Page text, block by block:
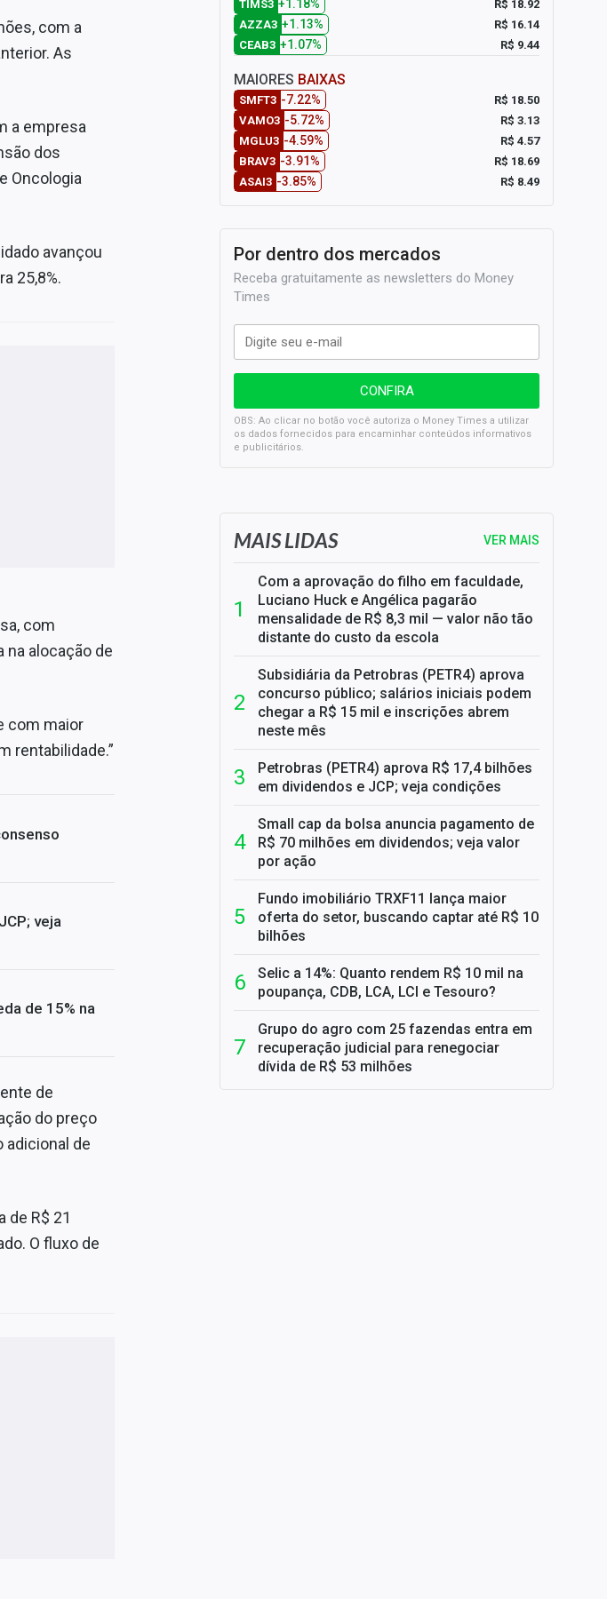
com a
As
a empresa
dos
Oncologia
avançou
25,8%.
com
alocação de
com maior
rentabilidade.”
veja
de 15% na
de
do preço
adicional de
de R$ 21
O fluxo de
TIMS3 +1.18%
R$ 18.92
AZZA3 +1.13%
R$ 16.14
CEAB3 +1.07% R$ 9.44
MAIORES BAIXAS
SMFT3 -7.22%
R$ 18.50
VAMO3 -5.72%
R$ 3.13
MGLU3 -4.59%
R$ 4.57
BRAV3 -3.91%
R$ 18.69
ASAI3 -3.85% R$ 8.49
Por dentro dos mercados
Receba gratuitamente as newsletters do Money
Times
OBS: Ao clicar no botão você autoriza o Money Times a utilizar
os dados fornecidos para encaminhar conteúdos informativos
e publicitários.
SELIC em 14%: A repercussão da decisão sobre os JUROS
MAIS LIDAS VER MAIS
Com a aprovação do filho em faculdade,
Luciano Huck e Angélica pagarão
mensalidade de R$ 8,3 mil — valor não tão
distante do custo da escola
Subsidiária da Petrobras (PETR4) aprova
concurso público; salários iniciais podem
chegar a R$ 15 mil e inscrições abrem
neste mês
Petrobras (PETR4) aprova R$ 17,4 bilhões
em dividendos e JCP; veja condições
Small cap da bolsa anuncia pagamento de
R$ 70 milhões em dividendos; veja valor
por ação
Fundo imobiliário TRXF11 lança maior
oferta do setor, buscando captar até R$ 10
bilhões
Selic a 14%: Quanto rendem R$ 10 mil na
poupança, CDB, LCA, LCI e Tesouro?
Grupo do agro com 25 fazendas entra em
recuperação judicial para renegociar
dívida de R$ 53 milhões